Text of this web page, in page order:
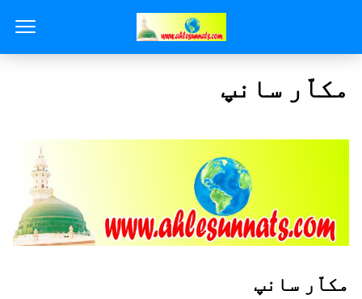
مکاّر سانپ
مکاّر سانپ